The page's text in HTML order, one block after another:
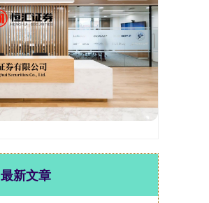
最新文章